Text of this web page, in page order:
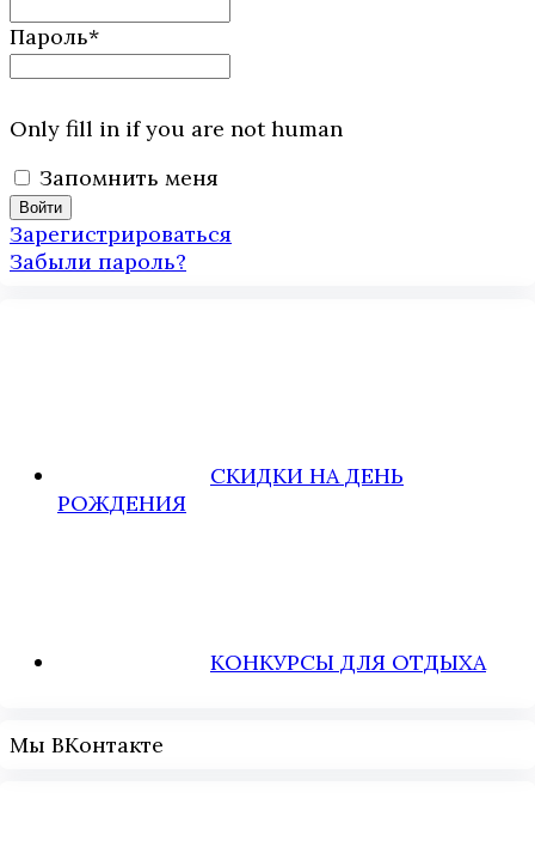
Пароль*
Only fill in if you are not human
Запомнить меня
Зарегистрироваться
Забыли пароль?
СКИДКИ НА ДЕНЬ
РОЖДЕНИЯ
КОНКУРСЫ ДЛЯ ОТДЫХА
Мы ВКонтакте